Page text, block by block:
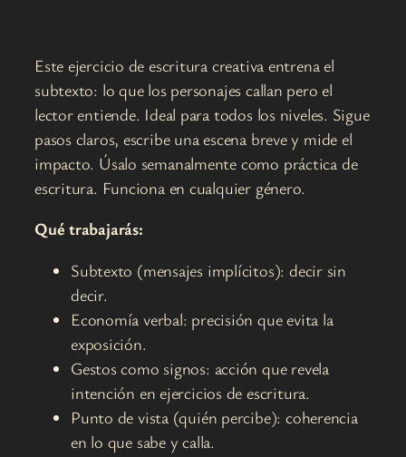
Este ejercicio de escritura creativa entrena el
subtexto: lo que los personajes callan pero el
lector entiende. Ideal para todos los niveles. Sigue
pasos claros, escribe una escena breve y mide el
impacto. Úsalo semanalmente como práctica de
escritura. Funciona en cualquier género.
Qué trabajarás:
Subtexto (mensajes implícitos): decir sin
decir.
Economía verbal: precisión que evita la
exposición.
Gestos como signos: acción que revela
intención en ejercicios de escritura.
Punto de vista (quién percibe): coherencia
en lo que sabe y calla.